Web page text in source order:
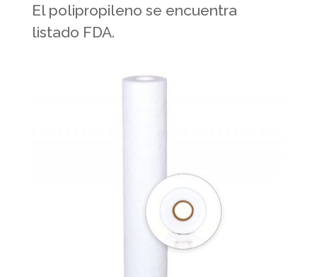
El polipropileno se encuentra
listado FDA.